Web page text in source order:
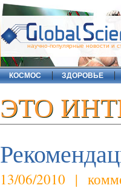
научно-популярные новости и
КОСМОС ЗДОРОВЬЕ
ЭТО
13/06/2010 |